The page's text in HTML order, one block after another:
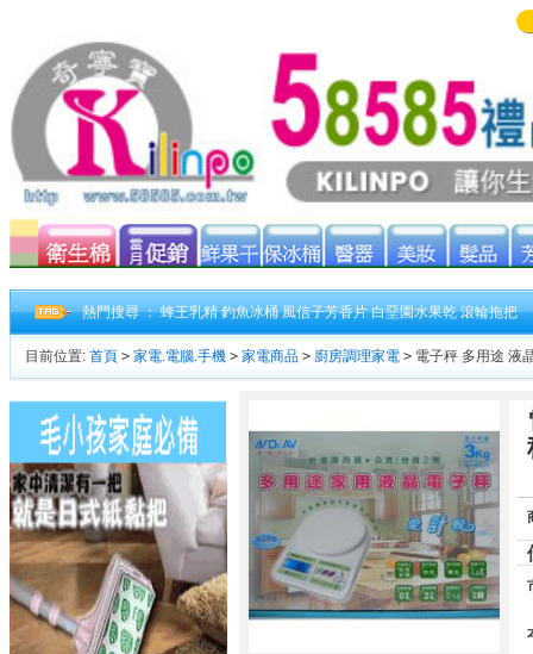
熱門搜尋 ：蜂王乳精 釣魚冰桶 風信子芳香片 白堊園水果乾 滾輪拖把
目前位置: 首頁 > 家電.電腦.手機 > 家電商品 > 廚房調理家電 > 電子秤 多用途 液